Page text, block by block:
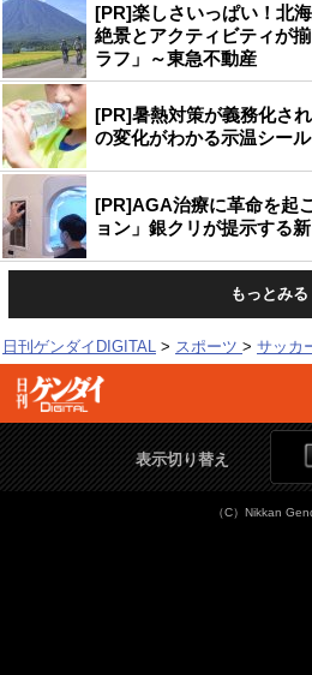
[PR]楽しさいっぱい！北
絶景とアクティビティが
ラフ」～東急不動産
[PR]暑熱対策が義務化さ
の変化がわかる示温シー
[PR]AGA治療に革命を起
ョン」銀クリが提示する
もっとみる
日刊ゲンダイDIGITAL スポーツ サッカ
表示切り替え
（C）Nikkan